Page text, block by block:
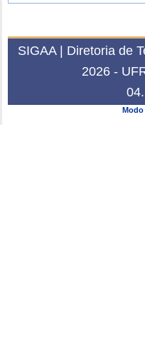
SIGAA | Diretoria de
2026 -
Modo